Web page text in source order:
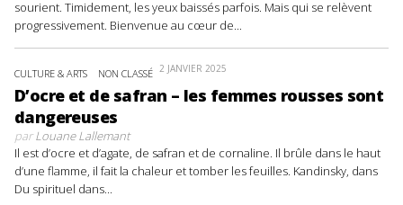
sourient. Timidement, les yeux baissés parfois. Mais qui se relèvent
progressivement. Bienvenue au cœur de...
CULTURE & ARTS NON CLASSÉ 2 JANVIER 2025
D’ocre et de safran – les femmes rousses sont
dangereuses
parLouane Lallemant
Il est d’ocre et d’agate, de safran et de cornaline. Il brûle dans le haut
d’une flamme, il fait la chaleur et tomber les feuilles. Kandinsky, dans
Du spirituel dans...